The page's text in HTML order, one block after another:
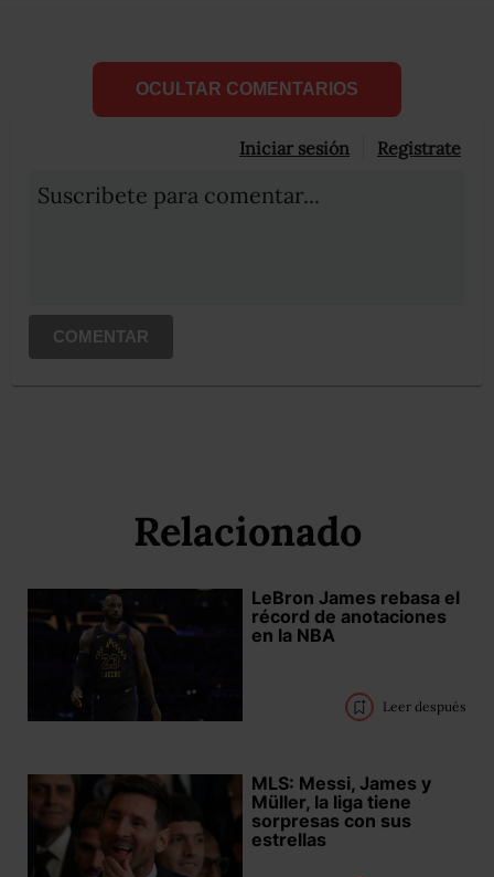
OCULTAR COMENTARIOS
Iniciar sesión Registrate
Suscribete para comentar...
COMENTAR
Relacionado
LeBron James rebasa el
récord de anotaciones
en la NBA
Leer después
MLS: Messi, James y
Müller, la liga tiene
sorpresas con sus
estrellas